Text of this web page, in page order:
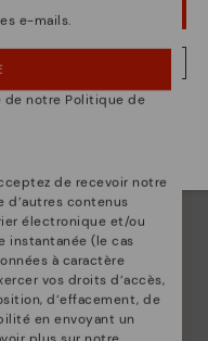
EN ÉTATS-UNIS
WEB DU FRANCE
de 29 boutiques
e-mails.
de notre Politique de
de recevoir notre
contenus
électronique et/ou
instantanée (le cas
à caractère
vos droits d’accès,
d’effacement, de
en envoyant un